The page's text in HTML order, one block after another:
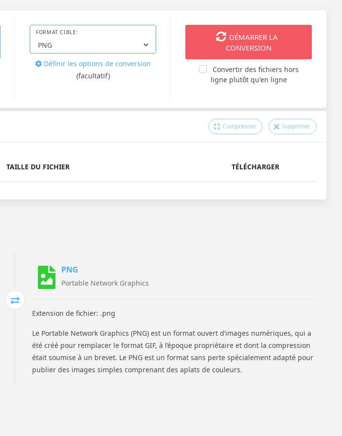
FORMAT CIBLE:
Définir les options de conversion
(facultatif)
DÉMARRER LA
CONVERSION
Convertir des fichiers hors
ligne plutôt qu'en ligne
Compresser Supprimer
TAILLE DU FICHIER TÉLÉCHARGER
PNG
Portable Network Graphics
Extension de fichier: .png
Le Portable Network Graphics (PNG) est un format ouvert d’images numériques, qui a
été créé pour remplacer le format GIF, à l’époque propriétaire et dont la compression
était soumise à un brevet. Le PNG est un format sans perte spécialement adapté pour
publier des images simples comprenant des aplats de couleurs.